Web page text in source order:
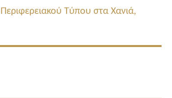
Τύπου στα Χανιά,